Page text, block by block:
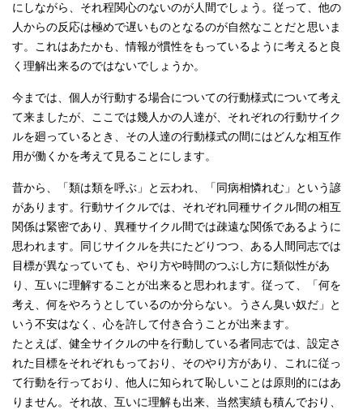
にしながら、それ程関心のないのが人間でしょう。従って、他の
人からの反応は極めで遅いものとなるのが自然なことだと思いま
す。これはあたかも、情報が慣性をもっているように考えると良
く理解出来るのではないでしょうか。
今までは、個人が行動する場合についての行動様式について考え
て来ましたが、ここでは幾人かの人達が、それぞれの行動サイク
ルを廻っているとき、その人達の行動様式の間にはどんな相互作
用が働くかを考えて見ることにします。
昔から、「類は類を呼ぶ」と云われ、「同病相憐れむ」という諺
があります。行動サイクルでは、それぞれ同種サイクル間の相互
関係は緊密であり、異種サイクル間では疎遠な関係であるように
思われます。同じサイクルを共にたどりつつ、ある人間同志では
目標が異なっていても、やり方や時間のつぶし方に類似性があ
り、互いに理解することが出来ると思われます。従って、「何を
考え、何をやろうとしているのか分らない。うさん臭い奴だ」と
いう不安はなく、心を許して付き合うことが出来ます。
たとえば、健全サイクルの中を行動している者同志では、設定さ
れた目標をそれぞれもっており、そのやり方があり、これに従っ
て行動を行っており、他人に知られて恥しいことは原則的にはあ
りません。それ故、互いに理解も出来、当然実績も積んでおり、